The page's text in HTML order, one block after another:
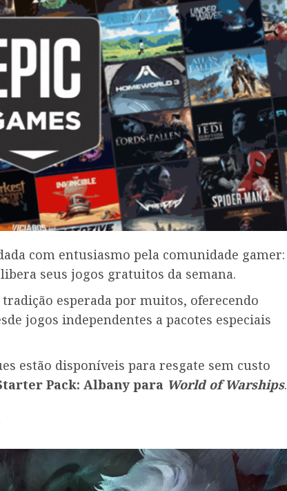
com entusiasmo pela comunidade gamer:
libera seus jogos gratuitos da semana.
esperada por muitos, oferecendo
jogos independentes a pacotes especiais
estão disponíveis para resgate sem custo
Pack: Albany para World of Warships.